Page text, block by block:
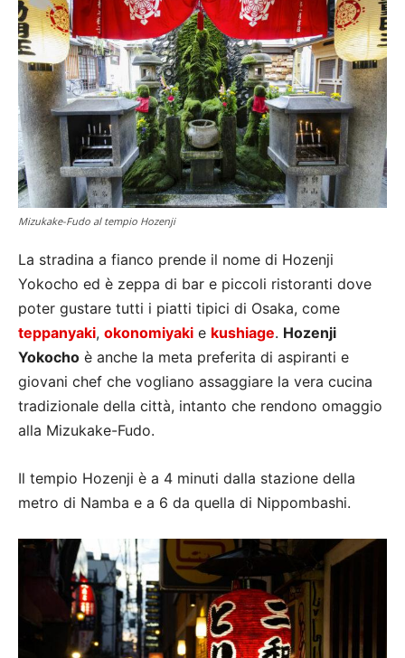
Mizukake-Fudo al tempio Hozenji
La stradina a fianco prende il nome di Hozenji
Yokocho ed è zeppa di bar e piccoli ristoranti dove
poter gustare tutti i piatti tipici di Osaka, come
teppanyaki, okonomiyaki e kushiage. Hozenji
Yokocho è anche la meta preferita di aspiranti e
giovani chef che vogliano assaggiare la vera cucina
tradizionale della città, intanto che rendono omaggio
alla Mizukake-Fudo.
Il tempio Hozenji è a 4 minuti dalla stazione della
metro di Namba e a 6 da quella di Nippombashi.